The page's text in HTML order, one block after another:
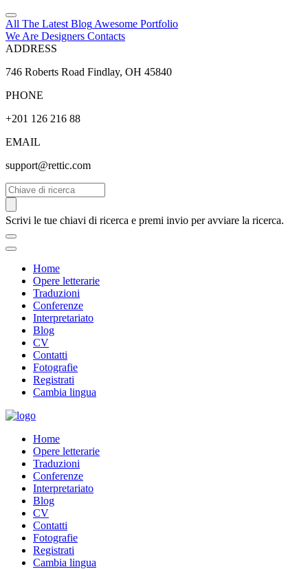
All The Latest Blog Awesome Portfolio
We Are Designers Contacts
ADDRESS
746 Roberts Road Findlay, OH 45840
PHONE
+201 126 216 88
EMAIL
support@rettic.com
Cerca
Scrivi le tue chiavi di ricerca e premi invio per avviare la ricerca.
Home
Opere letterarie
Traduzioni
Conferenze
Interpretariato
Blog
CV
Contatti
Fotografie
Registrati
Cambia lingua
Home
Opere letterarie
Traduzioni
Conferenze
Interpretariato
Blog
CV
Contatti
Fotografie
Registrati
Cambia lingua